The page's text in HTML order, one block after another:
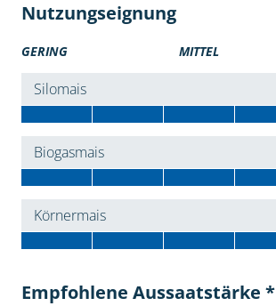
Nutzungseignung
GERING MITTEL
Silomais
Biogasmais
Körnermais
Empfohlene Aussaatstärke *